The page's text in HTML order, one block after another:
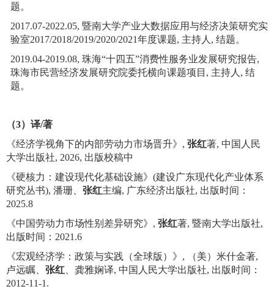
题。
2017.07-2022.05, 暨南大学产业大数据应用与经济决策研究实
验室2017/2018/2019/2020/2021年度课题, 主持人 , 结题。
2019.04-2019.08, 珠海“十四五”消费性服务业发展研究报告,
珠海市民营经济发展研究院委托横向课题项目 , 主持人 , 结
题。
（3） 译/著
《经济学视角下的内部劳动力市场晋升》 , 张红著, 中国人民
大学出版社, 2026, 出版校稿中
《硬核力：建设现代化基础设施》 (建设广东现代化产业体系
研究丛书), 潘珊、 张红主编, 广东经济出版社, 出版时间：
2025.8
《中国劳动力市场性别差异研究》 , 张红著, 暨南大学出版社,
出版时间： 2021.6
《宏观经济学：政策与实践（全球版）》 , （美）米什金著,
卢远瞩、 张红 、龚雅娴译, 中国人民大学出版社, 出版时间：
2012-11-1.